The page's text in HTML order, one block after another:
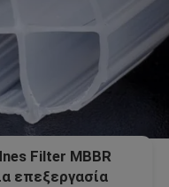
Filter MBBR
επεξεργασία